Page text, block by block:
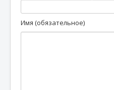
Имя (обязательное)